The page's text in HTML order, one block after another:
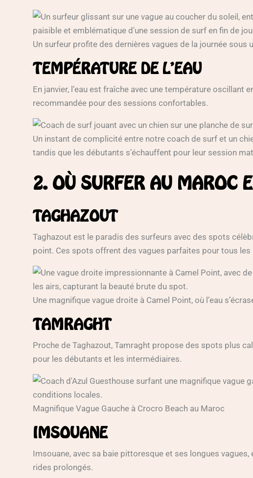
Un surfeur profite des dernières vagues de la journée sous
TEMPÉRATURE DE L’EAU
En janvier, l’eau est fraîche avec une température oscillant
recommandée pour des sessions confortables.
Un instant de complicité entre notre coach de surf et un
tandis que les débutants s’échauffent pour leur session
2. OÙ SURFER AU MAROC
TAGHAZOUT
Taghazout est le paradis des surfeurs avec des spots
point. Ces spots offrent des vagues parfaites pour tous les
Une magnifique vague droite à Camel Point, où l’eau
TAMRAGHT
Proche de Taghazout, Tamraght propose des spots plus
pour les débutants et les intermédiaires.
Magnifique Vague Gauche à Crocro Beach au Maroc
IMSOUANE
Imsouane, avec sa baie pittoresque et ses longues
rides prolongés.